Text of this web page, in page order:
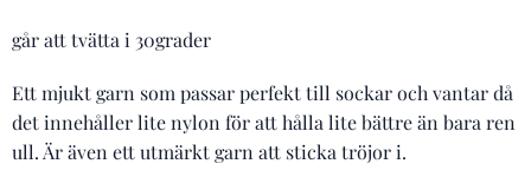
går att tvätta i 30grader
Ett mjukt garn som passar perfekt till sockar och vantar då
det innehåller lite nylon för att hålla lite bättre än bara ren
ull. Är även ett utmärkt garn att sticka tröjor i.